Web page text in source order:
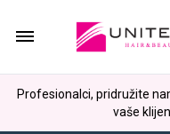
Profesionalci, pridružite
vaše